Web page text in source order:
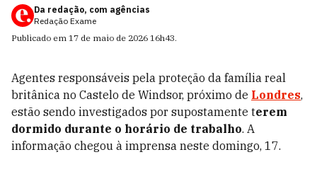
Da redação, com agências
Redação Exame
Publicado em 17 de maio de 2026 16h43.
Agentes responsáveis pela proteção da família real
britânica no Castelo de Windsor, próximo de Londres,
estão sendo investigados por supostamente terem
dormido durante o horário de trabalho. A
informação chegou à imprensa neste domingo, 17.